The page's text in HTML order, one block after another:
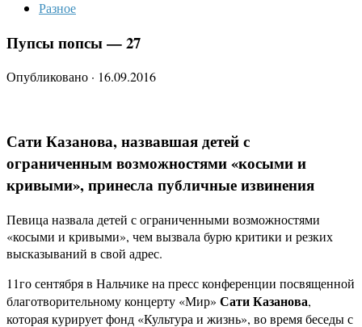
Разное
Пупсы попсы — 27
Опубликовано · 16.09.2016
Сати Казанова, назвавшая детей с
ограниченным возможностями «косыми и
кривыми», принесла публичные извинения
Певица назвала детей с ограниченными возможностями
«косыми и кривыми», чем вызвала бурю критики и резких
высказываний в свой адрес.
11го сентября в Нальчике на пресс конференции посвященной
благотворительному концерту «Мир» Сати Казанова,
которая курирует фонд «Культура и жизнь», во время беседы с